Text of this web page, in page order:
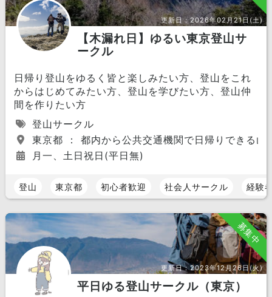
更新日：2026年02月21日(土)
【木漏れ日】ゆるい東京登山サ
ークル
日帰り登山をゆるく皆と楽しみたい方、登山をこれ
からはじめてみたい方、登山を学びたい方、登山仲
間を作りたい方
登山サークル
東京都 ： 都内から公共交通機関で日帰りできる山
月一、土日祝日(平日無)
登山 東京都 初心者歓迎 社会人サークル 経験
募集中
更新日：2023年12月26日(火)
平日ゆる登山サークル（東京）